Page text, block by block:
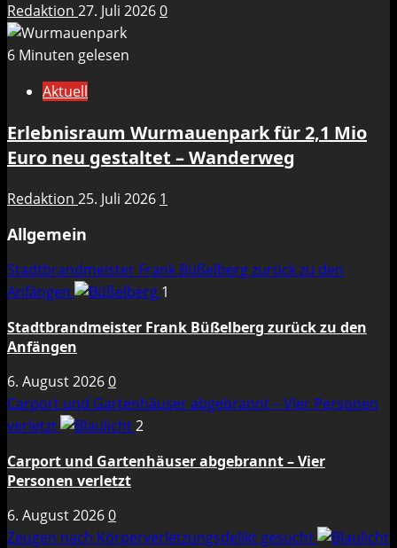
Redaktion 27. Juli 20260
6 Minuten gelesen
Aktuell
Erlebnisraum Wurmauenpark für 2,1 Mio
Euro neu gestaltet – Wanderweg
Redaktion 25. Juli 2026 1
Allgemein
Stadtbrandmeister Frank Büßelberg zurück zu den
Anfängen
1
Stadtbrandmeister Frank Büßelberg zurück zu den
Anfängen
6. August 20260
Carport und Gartenhäuser abgebrannt – Vier Personen
verletzt
2
Carport und Gartenhäuser abgebrannt – Vier
Personen verletzt
6. August 20260
Zeugen nach Körperverletzungsdelikt gesucht